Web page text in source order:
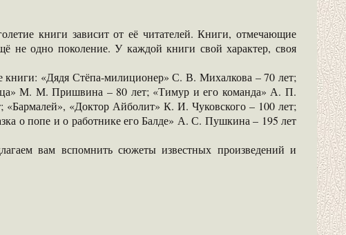
книги зависит от её читателей. Книги, отмечающие
не одно поколение. У каждой книги свой характер, своя
«Дядя Стёпа-милиционер» С. В. Михалкова – 70 лет;
М. М. Пришвина – 80 лет; «Тимур и его команда» А. П.
«Доктор Айболит» К. И. Чуковского – 100 лет;
о попе и о работнике его Балде» А. С. Пушкина – 195 лет
вам вспомнить сюжеты известных произведений и